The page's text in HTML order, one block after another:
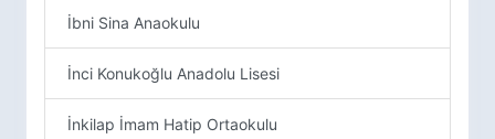
İbni Sina Anaokulu
İnci Konukoğlu Anadolu Lisesi
İnkilap İmam Hatip Ortaokulu